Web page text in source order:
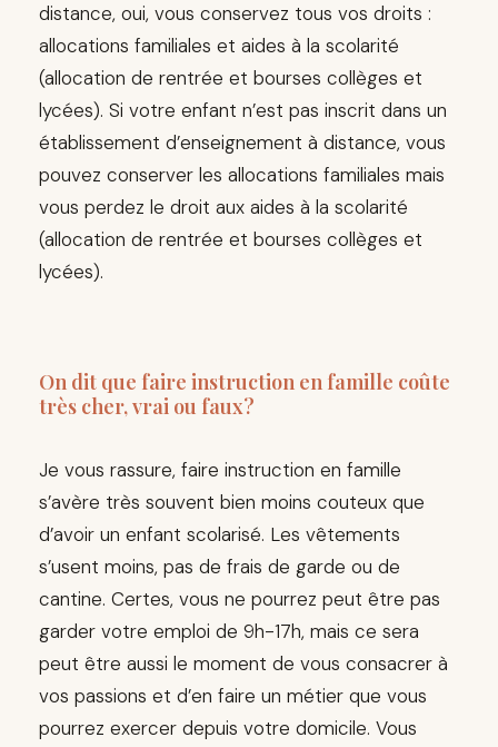
distance, oui, vous conservez tous vos droits :
allocations familiales et aides à la scolarité
(allocation de rentrée et bourses collèges et
lycées). Si votre enfant n’est pas inscrit dans un
établissement d’enseignement à distance, vous
pouvez conserver les allocations familiales mais
vous perdez le droit aux aides à la scolarité
(allocation de rentrée et bourses collèges et
lycées).
On dit que faire instruction en famille coûte
très cher, vrai ou faux?
Je vous rassure, faire instruction en famille
s’avère très souvent bien moins couteux que
d’avoir un enfant scolarisé. Les vêtements
s’usent moins, pas de frais de garde ou de
cantine. Certes, vous ne pourrez peut être pas
garder votre emploi de 9h-17h, mais ce sera
peut être aussi le moment de vous consacrer à
vos passions et d’en faire un métier que vous
pourrez exercer depuis votre domicile. Vous